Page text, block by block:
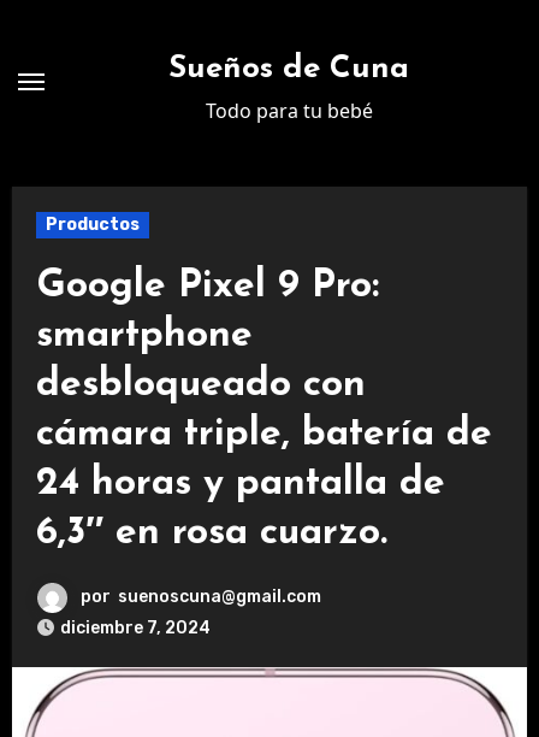
contenido
Sueños de Cuna
Todo para tu bebé
Productos
Google Pixel 9 Pro:
smartphone
desbloqueado con
cámara triple, batería de
24 horas y pantalla de
6,3″ en rosa cuarzo.
por suenoscuna@gmail.com
diciembre 7, 2024